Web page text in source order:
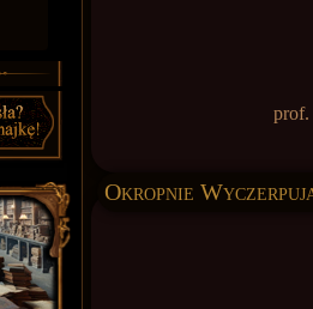
prof.
Okropnie